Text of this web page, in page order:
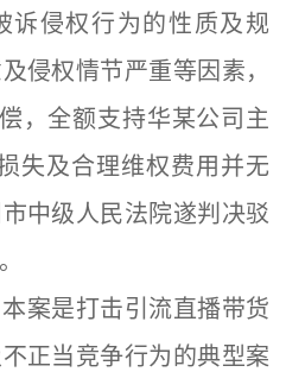
诉侵权行为的性质及规
侵权情节严重等因素，
，全额支持华某公司主
失及合理维权费用并无
中级人民法院遂判决驳
是打击引流直播带货
正当竞争行为的典型案